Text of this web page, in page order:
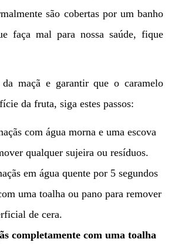
são cobertas por um banho
faça mal para nossa saúde, fique
maçã e garantir que o caramelo
da fruta, siga estes passos:
com água morna e uma escova
qualquer sujeira ou resíduos.
em água quente por 5 segundos
uma toalha ou pano para remover
de cera.
completamente com uma toalha